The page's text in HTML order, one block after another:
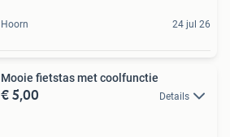
Hoorn 24 jul 26
Mooie fietstas met coolfunctie
€ 5,00 Details